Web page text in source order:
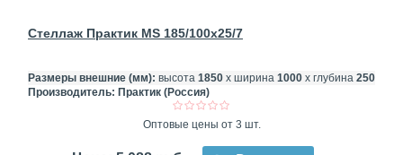
Стеллаж Практик MS 185/100x25/7
Размеры внешние (мм): высота 1850 х ширина 1000 х глубина 250
Производитель: Практик (Россия)
Оптовые цены от 3 шт.